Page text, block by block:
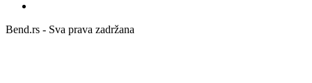
Bend.rs - Sva prava zadržana